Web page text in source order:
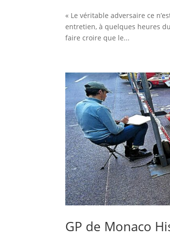
« Le véritable adversaire ce
entretien, à quelques heures
faire croire que le...
GP de Monaco